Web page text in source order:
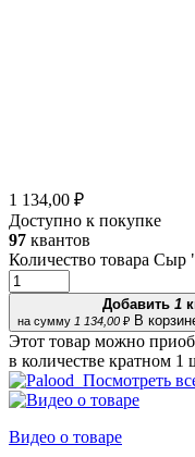
1 134,00 ₽
Доступно к покупке
97 квантов
Количество товара
Добавить 1
на сумму 1 134,00 ₽ В
Этот товар можно
в количестве кратном 1
Посмотреть
Видео о товаре